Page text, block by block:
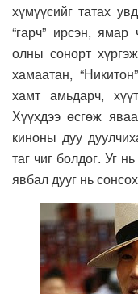
хүмүүсийг татах
“гарч” ирсэн,
олны сонорт
хамаатан,
хамт амьдарч,
Хүүхдээ өсгөж
киноны дуу
таг чиг болдог. Уг
явбал дууг нь